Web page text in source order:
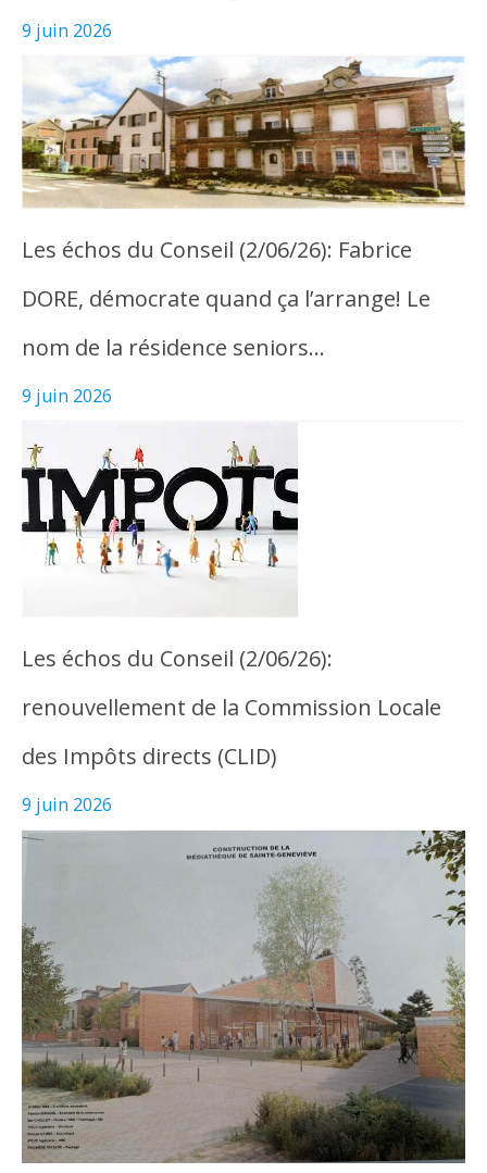
9 juin 2026
Les échos du Conseil (2/06/26): Fabrice
DORE, démocrate quand ça l’arrange! Le
nom de la résidence seniors…
9 juin 2026
Les échos du Conseil (2/06/26):
renouvellement de la Commission Locale
des Impôts directs (CLID)
9 juin 2026